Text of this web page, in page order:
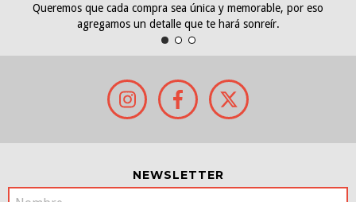
Queremos que cada compra sea única y memorable, por eso
agregamos un detalle que te hará sonreír.
NEWSLETTER